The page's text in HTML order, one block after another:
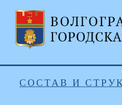
СОСТАВ И